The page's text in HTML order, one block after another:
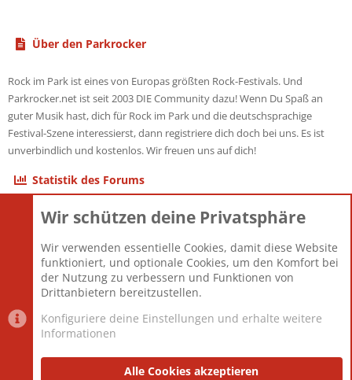
Über den Parkrocker
Rock im Park ist eines von Europas größten Rock-Festivals. Und
Parkrocker.net ist seit 2003 DIE Community dazu! Wenn Du Spaß an
guter Musik hast, dich für Rock im Park und die deutschsprachige
Festival-Szene interessierst, dann registriere dich doch bei uns. Es ist
unverbindlich und kostenlos. Wir freuen uns auf dich!
Statistik des Forums
Themen
Mitglieder
12.425
Neuestes Mitglied
Toddster85
Datenschutzerklärung Impressum
Wir schützen deine Privatsphäre
Wir verwenden essentielle Cookies, damit diese Website
funktioniert, und optionale Cookies, um den Komfort bei
der Nutzung zu verbessern und Funktionen von
Drittanbietern bereitzustellen.
Konfiguriere deine Einstellungen und erhalte weitere
Informationen
Alle Cookies akzeptieren